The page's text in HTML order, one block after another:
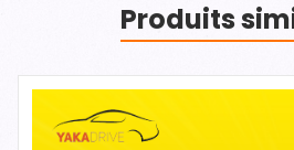
Produits